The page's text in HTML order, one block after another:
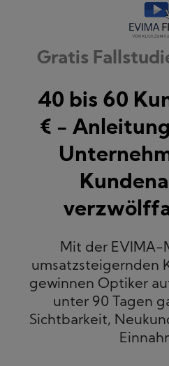
Gratis
40 bis 60
€ -
Mit der EVIMA-
umsatzsteigernden
gewinnen Optiker
unter 90 Tagen
Sichtbarkeit,